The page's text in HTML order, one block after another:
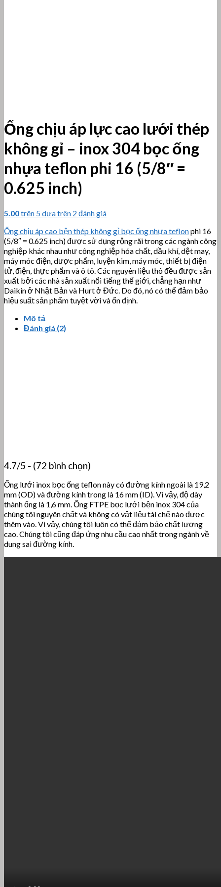
Ống chịu áp lực cao lưới thép
không gỉ – inox 304 bọc ống
nhựa teflon phi 16 (5/8″ =
0.625 inch)
5.00trên 5 dựa trên 2 đánh giá
Ống chịu áp cao bện thép không gỉ bọc ống nhựa teflonphi 16
(5/8″ = 0.625 inch)được sử dụng rộng rãi trong các ngành công
nghiệp khác nhau như công nghiệp hóa chất, dầu khí, dệt may,
máy móc điện, dược phẩm, luyện kim, máy móc, thiết bị điện
tử, điện, thực phẩm và ô tô.Các nguyên liệu thô đều được sản
xuất bởi các nhà sản xuất nổi tiếng thế giới, chẳng hạn như
Daikin ở Nhật Bản và Hurt ở Đức. Do đó, nó có thể đảm bảo
hiệu suất sản phẩm tuyệt vời và ổn định.
Mô tả
Đánh giá (2)
4.7/5 - (72 bình chọn)
Ống lưới inox bọc ống teflon này có đường kính ngoài là 19,2
mm (OD) và đường kính trong là 16 mm (ID). Vì vậy, độ dày
thành ống là 1,6 mm. Ống FTPE bọc lưới bện inox 304 của
chúng tôi nguyên chất và không có vật liệu tái chế nào được
thêm vào. Vì vậy, chúng tôi luôn có thể đảm bảo chất lượng
cao. Chúng tôi cũng đáp ứng nhu cầu cao nhất trong ngành về
dung sai đường kính.